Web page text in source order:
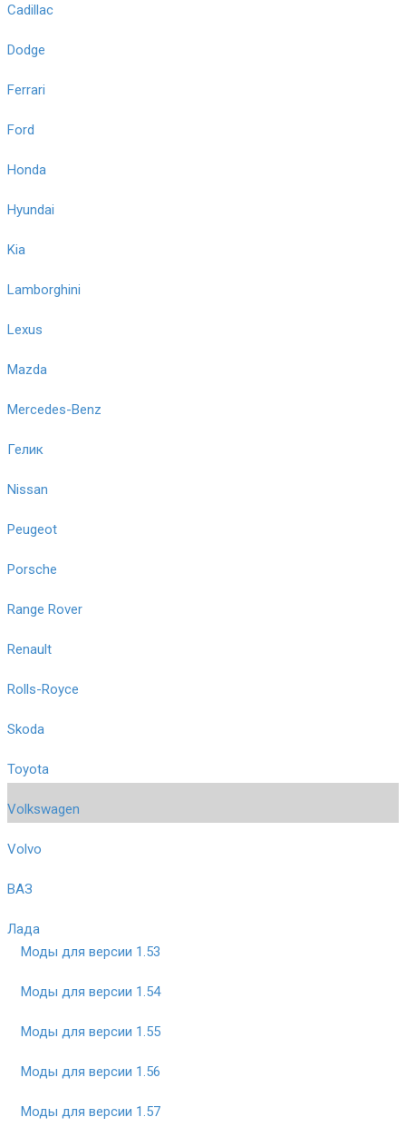
Cadillac
Dodge
Ferrari
Ford
Honda
Hyundai
Kia
Lamborghini
Lexus
Mazda
Mercedes-Benz
Гелик
Nissan
Peugeot
Porsche
Range Rover
Renault
Rolls-Royce
Skoda
Toyota
Volkswagen
Volvo
ВАЗ
Лада
Моды для версии 1.53
Моды для версии 1.54
Моды для версии 1.55
Моды для версии 1.56
Моды для версии 1.57